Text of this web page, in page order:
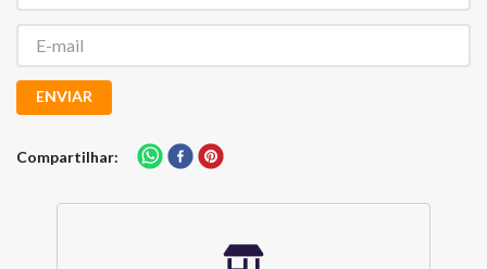
ENVIAR
Compartilhar